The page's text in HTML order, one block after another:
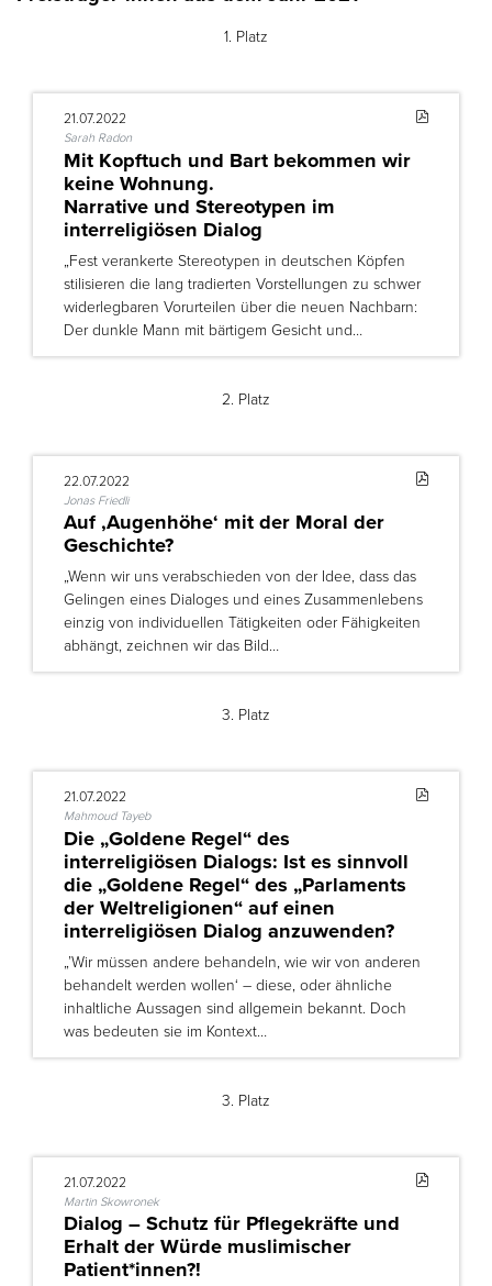
1. Platz
21.07.2022
Sarah Radon
Mit Kopftuch und Bart bekommen wir
keine Wohnung.
Narrative und Stereotypen im
interreligiösen Dialog
„Fest verankerte Stereotypen in deutschen Köpfen
stilisieren die lang tradierten Vorstellungen zu schwer
widerlegbaren Vorurteilen über die neuen Nachbarn:
Der dunkle Mann mit bärtigem Gesicht und…
2. Platz
22.07.2022
Jonas Friedli
Auf ‚Augenhöhe‘ mit der Moral der
Geschichte?
„Wenn wir uns verabschieden von der Idee, dass das
Gelingen eines Dialoges und eines Zusammenlebens
einzig von individuellen Tätigkeiten oder Fähigkeiten
abhängt, zeichnen wir das Bild…
3. Platz
21.07.2022
Mahmoud Tayeb
Die „Goldene Regel“ des
interreligiösen Dialogs: Ist es sinnvoll
die „Goldene Regel“ des „Parlaments
der Weltreligionen“ auf einen
interreligiösen Dialog anzuwenden?
„’Wir müssen andere behandeln, wie wir von anderen
behandelt werden wollen‘ – diese, oder ähnliche
inhaltliche Aussagen sind allgemein bekannt. Doch
was bedeuten sie im Kontext…
3. Platz
21.07.2022
Martin Skowronek
Dialog – Schutz für Pflegekräfte und
Erhalt der Würde muslimischer
Patient*innen?!